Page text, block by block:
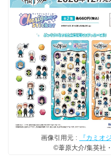
画像引用元 :
『カミオ
©葦原大介/集英社